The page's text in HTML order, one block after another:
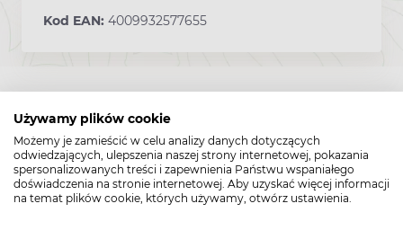
Używamy plików cookie
Możemy je zamieścić w celu analizy danych dotyczących
odwiedzających, ulepszenia naszej strony internetowej, pokazania
spersonalizowanych treści i zapewnienia Państwu wspaniałego
doświadczenia na stronie internetowej. Aby uzyskać więcej informacji
na temat plików cookie, których używamy, otwórz ustawienia.
Kod EAN: 4009932577655